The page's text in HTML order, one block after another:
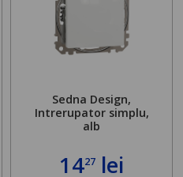
Sedna Design,
Intrerupator simplu,
alb
1427 lei